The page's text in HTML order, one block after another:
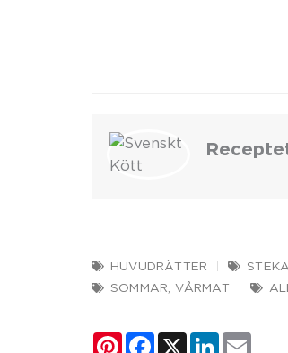
HUVUDRÄTTER
SOMMAR
VÅRMAT
PinterestFacebook
X LinkedIn